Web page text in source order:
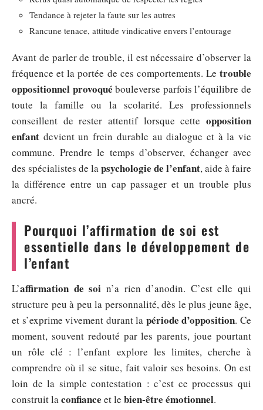
Tendance à rejeter la faute sur les autres
Rancune tenace, attitude vindicative envers l’entourage
Avant de parler de trouble, il est nécessaire d’observer la
fréquence et la portée de ces comportements. Le trouble
oppositionnel provoqué bouleverse parfois l’équilibre de
toute la famille ou la scolarité. Les professionnels
conseillent de rester attentif lorsque cette opposition
enfant devient un frein durable au dialogue et à la vie
commune. Prendre le temps d’observer, échanger avec
des spécialistes de lapsychologie de l’enfant, aide à faire
la différence entre un cap passager et un trouble plus
ancré.
Pourquoi l’affirmation de soi est
essentielle dans le développement de
l’enfant
L’affirmation de soi n’a rien d’anodin. C’est elle qui
structure peu à peu la personnalité, dès le plus jeune âge,
et s’exprime vivement durant la période d’opposition. Ce
moment, souvent redouté par les parents, joue pourtant
un rôle clé : l’enfant explore les limites, cherche à
comprendre où il se situe, fait valoir ses besoins. On est
loin de la simple contestation : c’est ce processus qui
construit laconfiance et le bien-être émotionnel.